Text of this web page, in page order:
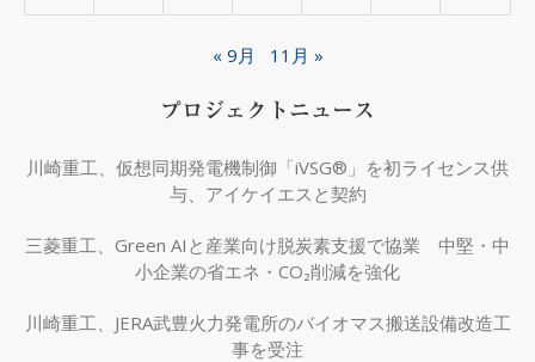
« 9月 11月 »
プロジェクトニュース
川崎重工、仮想同期発電機制御「iVSG®」を初ライセンス供
与、アイケイエスと契約
三菱重工、Green AIと産業向け脱炭素支援で協業 中堅・中
小企業の省エネ・CO₂削減を強化
川崎重工、JERA武豊火力発電所のバイオマス搬送設備改造工
事を受注